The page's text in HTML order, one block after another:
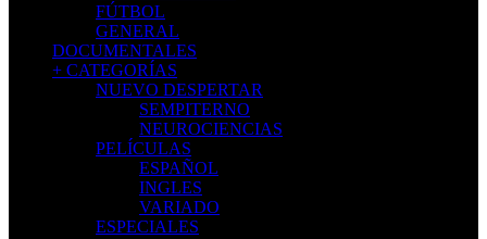
FÚTBOL
GENERAL
DOCUMENTALES
+ CATEGORÍAS
NUEVO DESPERTAR
SEMPITERNO
NEUROCIENCIAS
PELÍCULAS
ESPAÑOL
INGLES
VARIADO
ESPECIALES